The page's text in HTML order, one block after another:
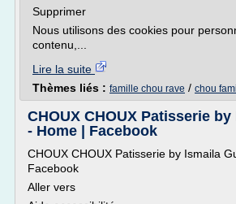
Supprimer
Nous utilisons des cookies pour
contenu,...
Lire la suite
Thèmes liés : famille chou rave / chou
CHOUX CHOUX Patisserie
- Home | Facebook
CHOUX CHOUX Patisserie by Ismaila
Facebook
Aller vers